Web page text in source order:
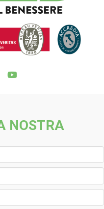
NOSTRA